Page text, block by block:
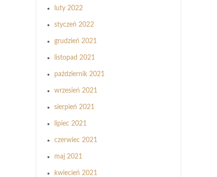
luty 2022
styczeń 2022
grudzień 2021
listopad 2021
październik 2021
wrzesień 2021
sierpień 2021
lipiec 2021
czerwiec 2021
maj 2021
kwiecień 2021